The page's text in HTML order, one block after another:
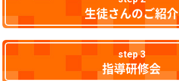
生徒さんのご紹介
step 3
指導研修会